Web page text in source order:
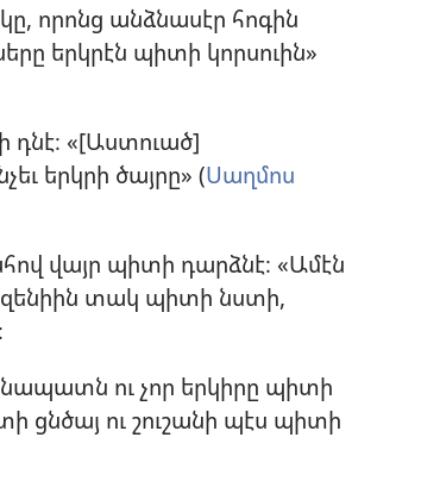
որոնց անձնասէր հոգին
երկրէն պիտի կորսուին»
դնէ։ «[Աստուած]
երկրի ծայրը» (Սաղմոս
վայր պիտի դարձնէ։ «Ամէն
տակ պիտի նստի,
ու չոր երկիրը պիտի
ցնծայ ու շուշանի պէս պիտի